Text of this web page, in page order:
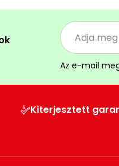
Az e-mail
Kiterjesztett